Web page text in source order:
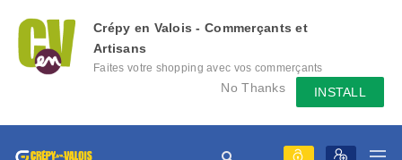
Crépy en Valois - Commerçants et
Artisans
Faites votre shopping avec vos commerçants
locaux depuis votre mobile, échangez des
messages avec eux, consultez le évènement
No Thanks INSTALL